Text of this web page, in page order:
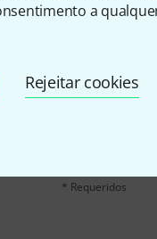
a
Rejeitar cookies
de
€
Endereço
Ao clicar em
qualquer
* Requeridos